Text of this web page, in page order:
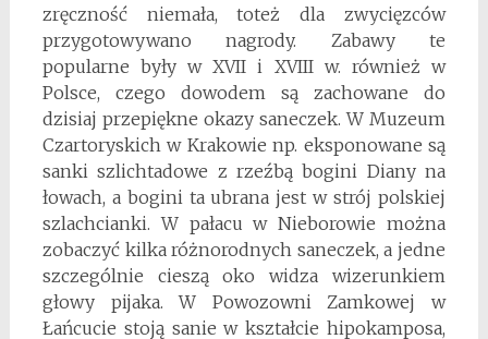
zręczność niemała, toteż dla zwycięzców
przygotowywano nagrody. Zabawy te
popularne były w XVII i XVIII w. również w
Polsce, czego dowodem są zachowane do
dzisiaj przepiękne okazy saneczek. W Muzeum
Czartoryskich w Krakowie np. eksponowane są
sanki szlichtadowe z rzeźbą bogini Diany na
łowach, a bogini ta ubrana jest w strój polskiej
szlachcianki. W pałacu w Nieborowie można
zobaczyć kilka różnorodnych saneczek, a jedne
szczególnie cieszą oko widza wizerunkiem
głowy pijaka. W Powozowni Zamkowej w
Łańcucie stoją sanie w kształcie hipokamposa,